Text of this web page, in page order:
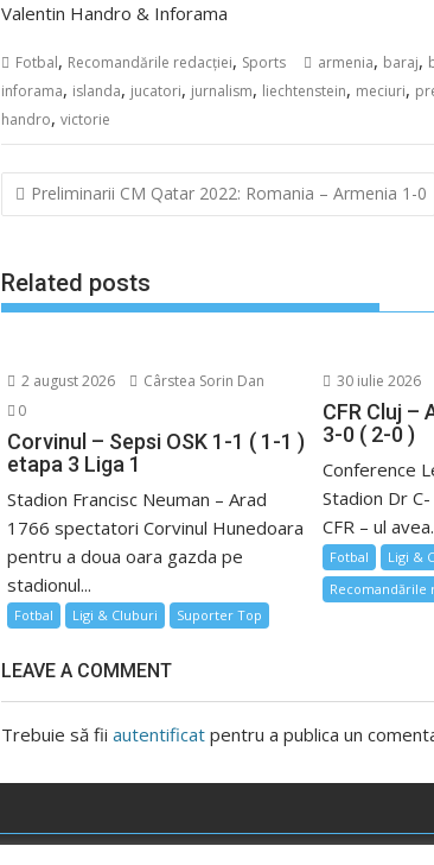
Valentin Handro & Inforama
Fotbal, Recomandările redacției, Sports armenia, baraj,
inforama, islanda, jucatori, jurnalism, liechtenstein, meciuri,
handro,victorie
Navigare
în
Preliminarii CM Qatar 2022: Romania – Armenia 1-0
Related posts
2 august 2026
Cârstea Sorin Dan
0
Corvinul – Sepsi OSK 1-1 ( 1-1 )
etapa 3 Liga 1
Stadion Francisc Neuman – Arad
1766 spectatori Corvinul Hunedoara
pentru a doua oara gazda pe
stadionul...
Fotbal Ligi & Cluburi Suporter Top
30 iulie 2026
CFR Cluj –
3-0 ( 2-0 )
Conference
Stadion Dr
CFR – ul
Fotbal
Ligi &
Recomandările
LEAVE A COMMENT
Trebuie să fiiautentificat pentru a publica un